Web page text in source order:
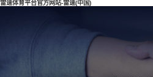
雷速体育平台官方网站-雷速(中国)